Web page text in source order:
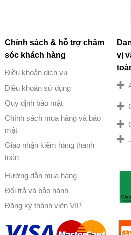
Chính sách & hỗ trợ chăm
sóc khách hàng
Điều khoản dịch vụ
Điều khoản sử dụng
Quy định bảo mật
Chính sách mua hàng và bảo
mật
Giao nhận kiểm hàng thanh
toán
Hướng dẫn mua hàng
Đổi trả và bảo hành
Đăng ký thành viên VIP
vị